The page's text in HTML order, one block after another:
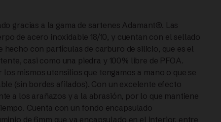
gracias a la gama de sartenes Adamant®. Las
de acero inoxidable 18/10, y cuentan con el sellado
con partículas de carburo de silicio, que es el
casi como una piedra y 100% libre de PFOA.
mismos utensilios que tengamos a mano o que se
(sin bordes afilados). Con un excelente efecto
a los arañazos y a la abrasión, por lo que mantiene
Cuenta con un fondo encapsulado
de 6mm que va encapsulado en el interior, entre